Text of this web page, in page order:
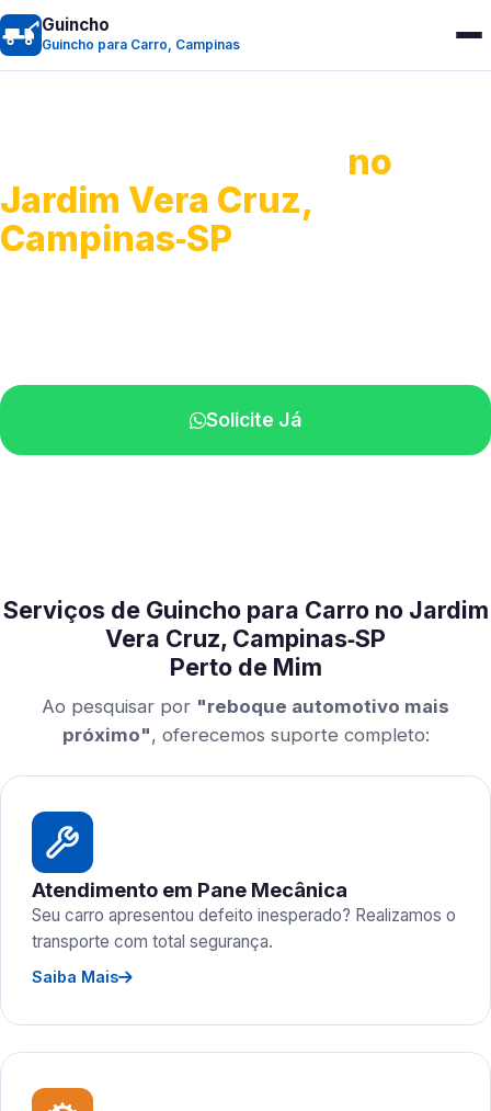
Guincho
Guincho para Carro, Campinas
no
Jardim Vera Cruz,
Campinas‑SP
Solicite Já
Serviços de Guincho para Carro no Jardim
Vera Cruz, Campinas‑SP
Perto de Mim
Ao pesquisar por "reboque automotivo mais
próximo", oferecemos suporte completo:
Atendimento em Pane Mecânica
Seu carro apresentou defeito inesperado? Realizamos o
transporte com total segurança.
Saiba Mais